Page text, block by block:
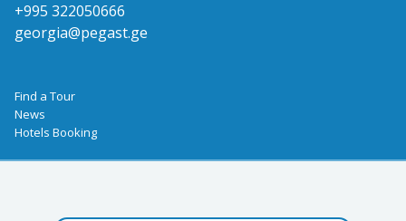
+995 322050666
georgia@pegast.ge
Find a Tour
News
Hotels Booking